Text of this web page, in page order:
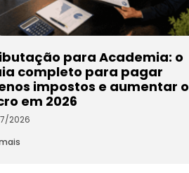
para Academia: o
completo para pagar
impostos e aumentar o
em 2026
2026